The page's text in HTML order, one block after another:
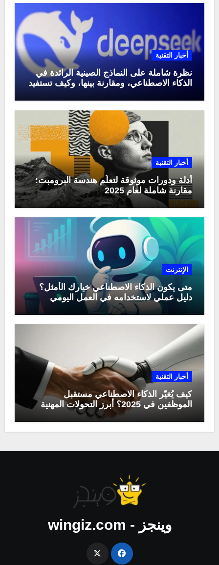
أخبار التقنية
نظرة شاملة على النماذج الصينية الرائدة في
الذكاء الاصطناعي، ومقارنة بينها، وكيف تستفيد
أخبار التقنية
أدلة ودورات موثوقة لتعلّم هندسة البرومبت:
مقارنة شاملة لعام 2025
الإنترنت
متى يكون الذكاء الاصطناعي خيارك الأمثل؟
دليل عملي لاستخدامه في العمل اليومي
أخبار التقنية
كيف يُغيّر الذكاء الاصطناعي مستقبل
الموظفين في 2025؟ أبرز التحولات المهنية
وينجز - wingiz.com